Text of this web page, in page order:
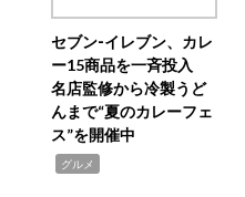
セブン‐イレブン、カレ
ー15商品を一斉投入
名店監修から冷製うど
んまで“夏のカレーフェ
ス”を開催中
グルメ